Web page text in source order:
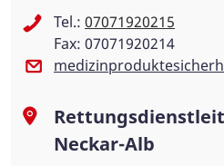
Tel.: 07071920215
Fax: 07071920214
Neckar-Alb